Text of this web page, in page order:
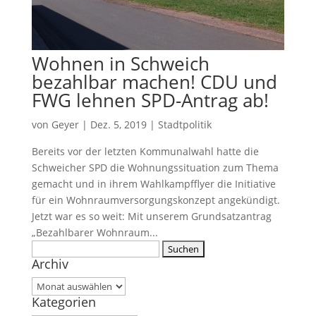
Wohnen in Schweich
bezahlbar machen! CDU und
FWG lehnen SPD-Antrag ab!
von Geyer| Dez. 5, 2019| Stadtpolitik
Bereits vor der letzten Kommunalwahl hatte die
Schweicher SPD die Wohnungssituation zum Thema
gemacht und in ihrem Wahlkampfflyer die Initiative
für ein Wohnraum­versorgungs­konzept angekündigt.
Jetzt war es so weit: Mit unserem Grundsatzantrag
„Bezahlbarer Wohnraum...
nach:
Archiv
Archiv
Kategorien